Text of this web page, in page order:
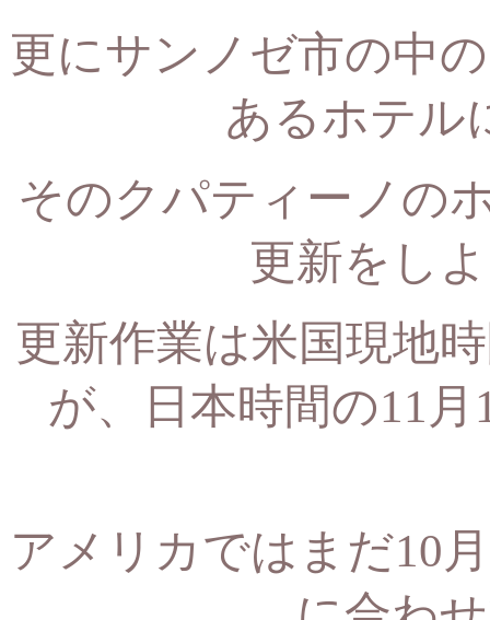
更にサンノゼ市の中
あるホテル
そのクパティーノの
更新をし
更新作業は米国現地
が、
日本時間の11
アメリカではまだ10